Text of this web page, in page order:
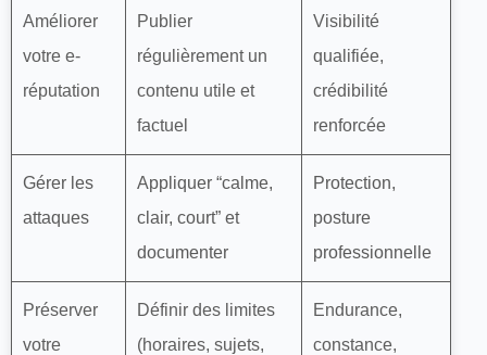
Améliorer
votre e-
réputation
Publier
régulièrement un
contenu utile et
factuel
Visibilité
qualifiée,
crédibilité
renforcée
Gérer les
attaques
Appliquer “calme,
clair, court” et
documenter
Protection,
posture
professionnelle
Préserver
votre
Définir des limites
(horaires, sujets,
Endurance,
constance,